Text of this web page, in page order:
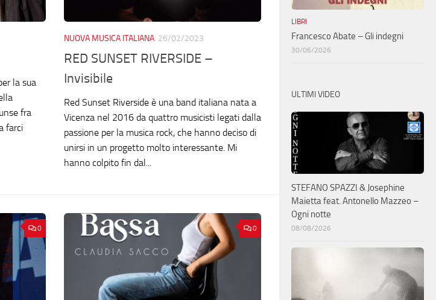
la sua
fra
farci
NUOVA MUSICA ITALIANA 26/02/2023
RED SUNSET RIVERSIDE –
Invisibile
Red Sunset Riverside è una band italiana nata a
Vicenza nel 2016 da quattro musicisti legati dalla
passione per la musica rock, che hanno deciso di
unirsi in un progetto molto interessante. Mi
hanno colpito fin dal...
0 0
LIBRI
Francesco Abate – Gli indegni
30/06/2026
ULTIMI VIDEO
STEFANO SPAZZI & Josephine
Maietta feat. Antonello Mazzeo –
Ogni notte
08/08/2026